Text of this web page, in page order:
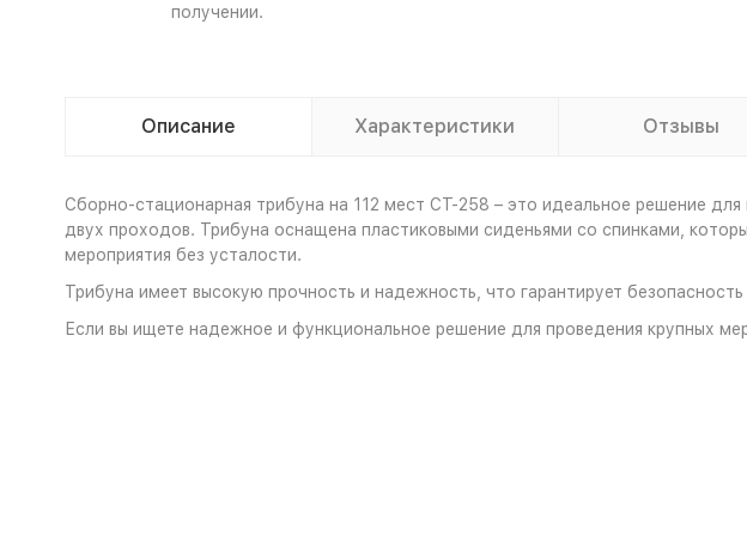
получении.
Описание Характеристики Отзывы
Сборно-стационарная трибуна на 112 мест СТ-258 – это идеальное решение
двух проходов. Трибуна оснащена пластиковыми сиденьями со спинками,
мероприятия без усталости.
Трибуна имеет высокую прочность и надежность, что гарантирует
Если вы ищете надежное и функциональное решение для проведения крупных